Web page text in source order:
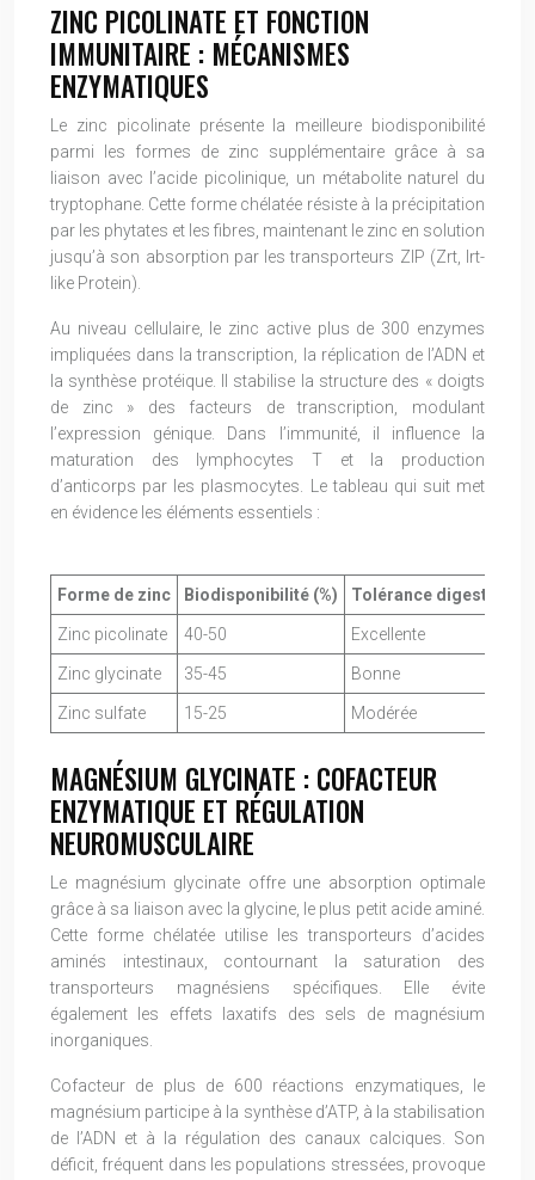
ZINC PICOLINATE ET FONCTION
IMMUNITAIRE : MÉCANISMES
ENZYMATIQUES
Le zinc picolinate présente la meilleure biodisponibilité
parmi les formes de zinc supplémentaire grâce à sa
liaison avec l’acide picolinique, un métabolite naturel du
tryptophane. Cette forme chélatée résiste à la précipitation
par les phytates et les fibres, maintenant le zinc en solution
jusqu’à son absorption par les transporteurs ZIP (Zrt, Irt-
like Protein).
Au niveau cellulaire, le zinc active plus de 300 enzymes
impliquées dans la transcription, la réplication de l’ADN et
la synthèse protéique. Il stabilise la structure des « doigts
de zinc » des facteurs de transcription, modulant
l’expression génique. Dans l’immunité, il influence la
maturation des lymphocytes T et la production
d’anticorps par les plasmocytes. Le tableau qui suit met
en évidence les éléments essentiels :
Forme de zinc Biodisponibilité (%) Tolérance digestive
Zinc picolinate 40-50 Excellente
Zinc glycinate 35-45 Bonne
Zinc sulfate 15-25 Modérée
MAGNÉSIUM GLYCINATE : COFACTEUR
ENZYMATIQUE ET RÉGULATION
NEUROMUSCULAIRE
Le magnésium glycinate offre une absorption optimale
grâce à sa liaison avec la glycine, le plus petit acide aminé.
Cette forme chélatée utilise les transporteurs d’acides
aminés intestinaux, contournant la saturation des
transporteurs magnésiens spécifiques. Elle évite
également les effets laxatifs des sels de magnésium
inorganiques.
Cofacteur de plus de 600 réactions enzymatiques, le
magnésium participe à la synthèse d’ATP, à la stabilisation
de l’ADN et à la régulation des canaux calciques. Son
déficit, fréquent dans les populations stressées, provoque